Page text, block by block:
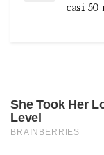
casi 50